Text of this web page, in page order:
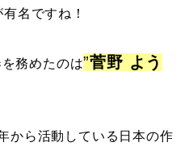
有名ですね！
務めたのは”菅野 よう
から活動している日本の作